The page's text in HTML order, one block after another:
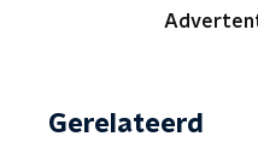
Gerelateerd